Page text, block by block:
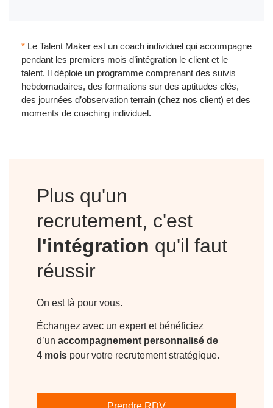
* Le Talent Maker est un coach individuel qui accompagne
pendant les premiers mois d’intégration le client et le
talent. Il déploie un programme comprenant des suivis
hebdomadaires, des formations sur des aptitudes clés,
des journées d’observation terrain (chez nos client) et des
moments de coaching individuel.
Plus qu'un
recrutement, c'est
l'intégration qu'il faut
réussir
On est là pour vous.
Échangez avec un expert et bénéficiez
d’un accompagnement personnalisé de
4 mois pour votre recrutement stratégique.
Prendre RDV